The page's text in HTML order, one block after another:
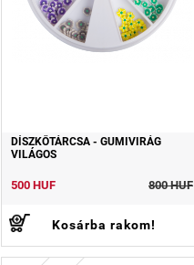
DÍSZKŐTÁRCSA - GUMIVIRÁG
VILÁGOS
500 HUF 800 HUF
Kosárba rakom!